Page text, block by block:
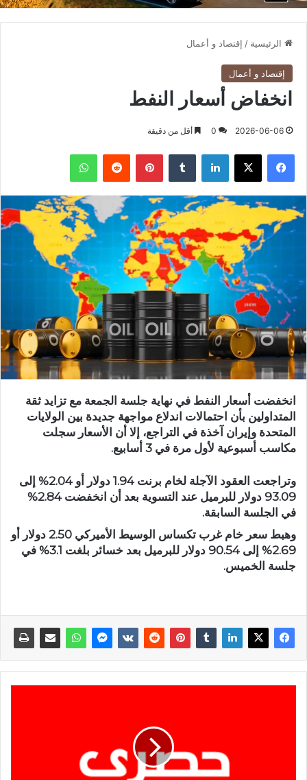
الرئيسية / إقتصاد و أعمال
إقتصاد و أعمال
انخفاض أسعار النفط
2026-06-06
0 أقل من دقيقة
فيسبوك X لينكدإن بينتيريست واتساب
انخفضت أسعار النفط في نهاية جلسة الجمعة مع تزايد ثقة
المتداولين بأن احتمالات اندلاع مواجهة جديدة بين الولايات
المتحدة وإيران آخذة في التراجع، إلا أن الأسعار سجلت
مكاسب أسبوعية لأول مرة في 3 أسابيع.
وتراجعت العقود الآجلة لخام برنت 1.94 دولار أو 2.04% إلى
93.09 دولار للبرميل عند التسوية بعد أن انخفضت 2.84%
في الجلسة السابقة.
وهبط سعر خام غرب تكساس الوسيط الأميركي 2.50 دولار أو
2.69% إلى 90.54 دولار للبرميل بعد خسائر بلغت 3.1% في
جلسة الخميس.